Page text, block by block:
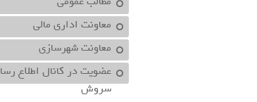
معاونت اداري مالي
معاونت شهرسازي
عضویت در کانال اطلاع
سروش